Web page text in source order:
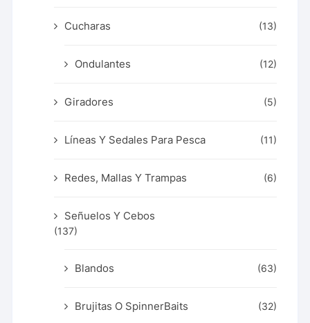
Cucharas (13)
Ondulantes (12)
Giradores (5)
Líneas Y Sedales Para Pesca (11)
Redes, Mallas Y Trampas (6)
Señuelos Y Cebos
(137)
Blandos (63)
Brujitas O SpinnerBaits (32)